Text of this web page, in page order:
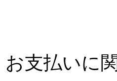
お支払いに